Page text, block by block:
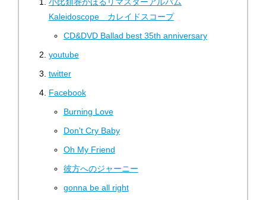
小比類巻かほるリマスターアルバム
Kaleidoscope カレイドスコープ
CD&DVD Ballad best 35th anniversary
youtube
twitter
Facebook
Burning Love
Don't Cry Baby
Oh My Friend
彼方へのジャーニー
gonna be all right